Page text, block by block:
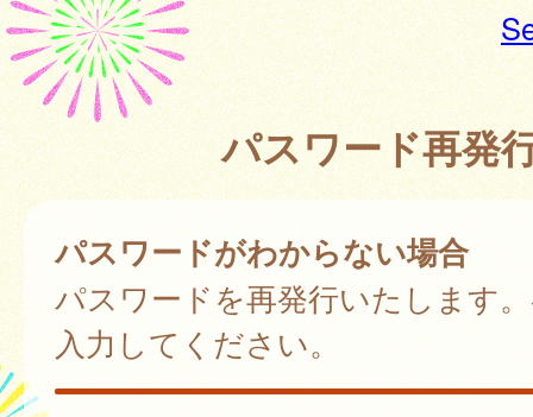
パスワード再発
パスワードがわからない場合
パスワードを再発行いたします
入力してください。